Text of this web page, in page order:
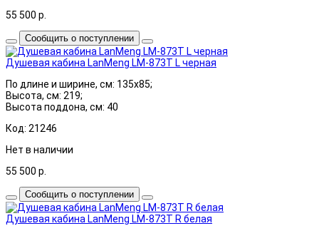
55 500 р.
Сообщить о поступлении
Душевая кабина LanMeng LM-873T L черная
По длине и ширине, см: 135x85;
Высота, см: 219;
Высота поддона, см: 40
Код: 21246
Нет в наличии
55 500 р.
Сообщить о поступлении
Душевая кабина LanMeng LM-873T R белая